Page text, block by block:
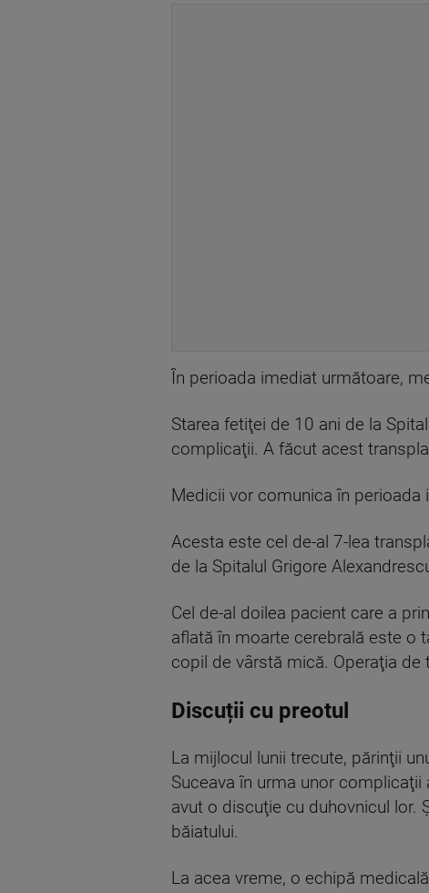
În perioada imediat următoare,
Starea fetiţei de 10 ani de la
complicaţii. A făcut acest
Medicii vor comunica în perioada
Acesta este cel de-al 7-lea
de la Spitalul Grigore
Cel de-al doilea pacient care a
aflată în moarte cerebrală este o
copil de vârstă mică. Operaţia de
Discuții cu preotul
La mijlocul lunii trecute, părinţii
Suceava în urma unor
avut o discuţie cu duhovnicul lor.
băiatului.
La acea vreme, o echipă